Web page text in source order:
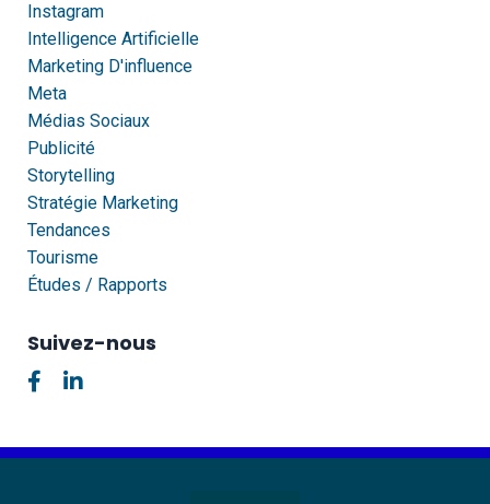
Instagram
Intelligence Artificielle
Marketing D'influence
Meta
Médias Sociaux
Publicité
Storytelling
Stratégie Marketing
Tendances
Tourisme
Études / Rapports
Suivez-nous